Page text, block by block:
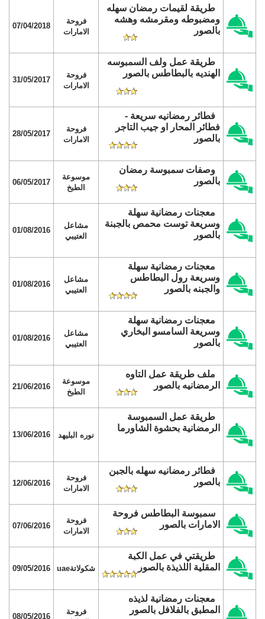
طريقة لقيمات رمضان سهله
ومضبوطه ومقرمشه وهشه
بالصور
فروحة
الامارات
07/04/2018
طريقة عمل ولف السمبوسه
الهنديه بالبطاطس بالصور
فروحة
الامارات
31/05/2017
فطائر رمضانيه سريعة -
فطائر المحار او جيب التاجر
بالصور
فروحة
الامارات
28/05/2017
وصفات سمبوسة رمضان
بالصور
موسوعة
الطبخ
06/05/2017
معجنات رمضانية سهلة
وسريعة توست محمص بالجبنة
بالصور
مشاعل
العتيبي
01/08/2016
معجنات رمضانية سهلة
وسريعة رول البطاطس
والجبنه بالصور
مشاعل
العتيبي
01/08/2016
معجنات رمضانية سهلة
وسريعة السامسو البخاري
بالصور
مشاعل
العتيبي
01/08/2016
ملف طريقة عمل التاوه
الرمضانيه بالصور
موسوعة
الطبخ
21/06/2016
طريقة عمل السمبوسة
الرمضانية بحشوة الشاورما
نوره البليهد 13/06/2016
فطائر رمضانيه سهله بالجبن
بالصور
فروحة
الامارات
12/06/2016
سمبوسة البطاطس فروحة
الامارات بالصور
فروحة
الامارات
07/06/2016
طريقتي في عمل الكبة
المقلية اللذيذة بالصور
شكولاتةuae 09/05/2016
معجنات رمضانية لذيذه
المطبق بالفلافل بالصور
فروحة
08/05/2016